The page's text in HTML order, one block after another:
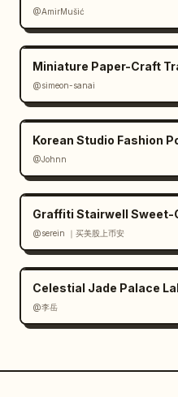
@AmirMušić
Miniature Paper-Craft
@simeon-sanai
Korean Studio Fashion
@Johnn
Graffiti Stairwell Sweet-
@serein ｜买美股上币安
Celestial Jade Palace
@李岳